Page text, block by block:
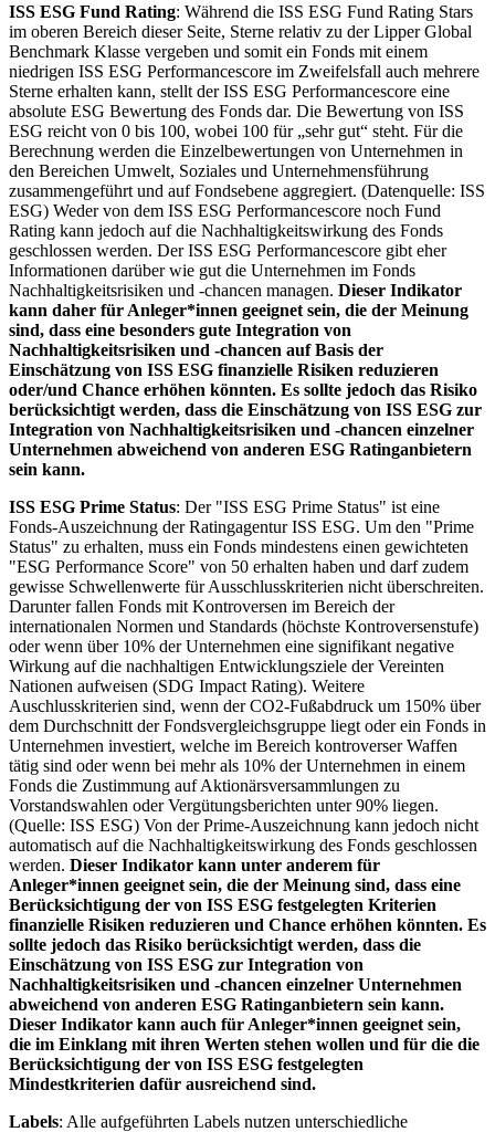
ISS ESG Fund Rating: Während die ISS ESG Fund Rating Stars
im oberen Bereich dieser Seite, Sterne relativ zu der Lipper Global
Benchmark Klasse vergeben und somit ein Fonds mit einem
niedrigen ISS ESG Performancescore im Zweifelsfall auch mehrere
Sterne erhalten kann, stellt der ISS ESG Performancescore eine
absolute ESG Bewertung des Fonds dar. Die Bewertung von ISS
ESG reicht von 0 bis 100, wobei 100 für „sehr gut“ steht. Für die
Berechnung werden die Einzelbewertungen von Unternehmen in
den Bereichen Umwelt, Soziales und Unternehmensführung
zusammengeführt und auf Fondsebene aggregiert. (Datenquelle: ISS
ESG) Weder von dem ISS ESG Performancescore noch Fund
Rating kann jedoch auf die Nachhaltigkeitswirkung des Fonds
geschlossen werden. Der ISS ESG Performancescore gibt eher
Informationen darüber wie gut die Unternehmen im Fonds
Nachhaltigkeitsrisiken und -chancen managen. Dieser Indikator
kann daher für Anleger*innen geeignet sein, die der Meinung
sind, dass eine besonders gute Integration von
Nachhaltigkeitsrisiken und -chancen auf Basis der
Einschätzung von ISS ESG finanzielle Risiken reduzieren
oder/und Chance erhöhen könnten. Es sollte jedoch das Risiko
berücksichtigt werden, dass die Einschätzung von ISS ESG zur
Integration von Nachhaltigkeitsrisiken und -chancen einzelner
Unternehmen abweichend von anderen ESG Ratinganbietern
sein kann.
ISS ESG Prime Status: Der "ISS ESG Prime Status" ist eine
Fonds-Auszeichnung der Ratingagentur ISS ESG. Um den "Prime
Status" zu erhalten, muss ein Fonds mindestens einen gewichteten
"ESG Performance Score" von 50 erhalten haben und darf zudem
gewisse Schwellenwerte für Ausschlusskriterien nicht überschreiten.
Darunter fallen Fonds mit Kontroversen im Bereich der
internationalen Normen und Standards (höchste Kontroversenstufe)
oder wenn über 10% der Unternehmen eine signifikant negative
Wirkung auf die nachhaltigen Entwicklungsziele der Vereinten
Nationen aufweisen (SDG Impact Rating). Weitere
Auschlusskriterien sind, wenn der CO2-Fußabdruck um 150% über
dem Durchschnitt der Fondsvergleichsgruppe liegt oder ein Fonds in
Unternehmen investiert, welche im Bereich kontroverser Waffen
tätig sind oder wenn bei mehr als 10% der Unternehmen in einem
Fonds die Zustimmung auf Aktionärsversammlungen zu
Vorstandswahlen oder Vergütungsberichten unter 90% liegen.
(Quelle: ISS ESG) Von der Prime-Auszeichnung kann jedoch nicht
automatisch auf die Nachhaltigkeitswirkung des Fonds geschlossen
werden. Dieser Indikator kann unter anderem für
Anleger*innen geeignet sein, die der Meinung sind, dass eine
Berücksichtigung der von ISS ESG festgelegten Kriterien
finanzielle Risiken reduzieren und Chance erhöhen könnten. Es
sollte jedoch das Risiko berücksichtigt werden, dass die
Einschätzung von ISS ESG zur Integration von
Nachhaltigkeitsrisiken und -chancen einzelner Unternehmen
abweichend von anderen ESG Ratinganbietern sein kann.
Dieser Indikator kann auch für Anleger*innen geeignet sein,
die im Einklang mit ihren Werten stehen wollen und für die die
Berücksichtigung der von ISS ESG festgelegten
Mindestkriterien dafür ausreichend sind.
Labels: Alle aufgeführten Labels nutzen unterschiedliche